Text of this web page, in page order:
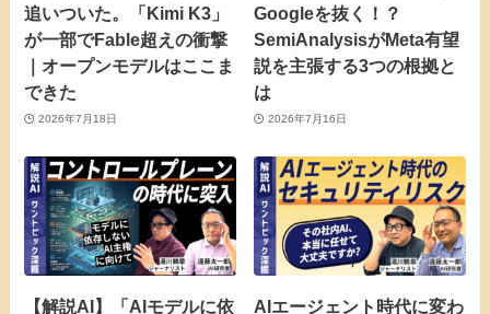
追いついた。「Kimi K3」
が一部でFable超えの衝撃
｜オープンモデルはここま
できた
2026年7月18日
Googleを抜く！？
SemiAnalysisがMeta有望
説を主張する3つの根拠と
は
2026年7月16日
【解説AI】「AIモデルに依
AIエージェント時代に変わ